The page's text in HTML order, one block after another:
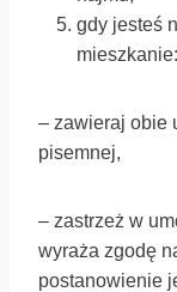
gdy jesteś
mieszkanie:
– zawieraj obie
pisemnej,
– zastrzeż w
wyraża zgodę
postanowienie